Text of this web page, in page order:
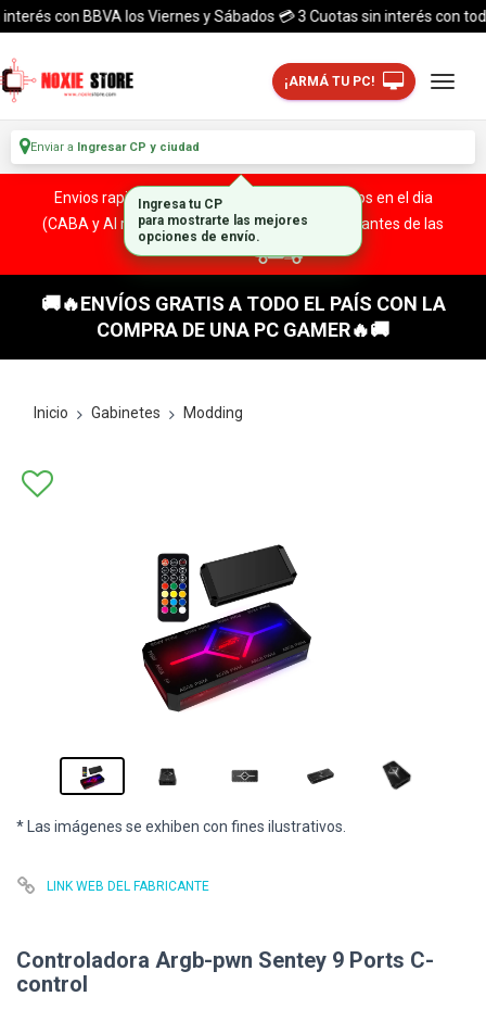
con BBVA los Viernes y Sábados 💳 3 Cuotas sin interés con
¡ARMÁ TU PC!
Enviar a Ingresar CP y ciudad
Envios rapidos y seguros a todo el pais. ¡ Envios en el dia
(CABA y Al rededores) Acreditando tu compra antes de las
🚚🔥ENVÍOS GRATIS A TODO EL PAÍS CON LA
COMPRA DE UNA PC GAMER🔥🚚
Inicio Gabinetes Modding
* Las imágenes se exhiben con fines ilustrativos.
LINK WEB DEL FABRICANTE
Controladora Argb-pwn Sentey 9 Ports C-
control
Ingresa tu CP
para mostrarte las mejores
opciones de envío.